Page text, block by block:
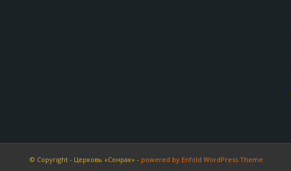
© Copyright - Церковь «Сонрак» - powered by Enfold WordPress Theme